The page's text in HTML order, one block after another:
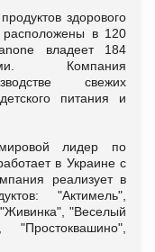
здорового
расположены в 120
владеет 184
Компания
свежих
питания и
лидер по
в Украине с
реализует в
"Актимель",
"Веселый